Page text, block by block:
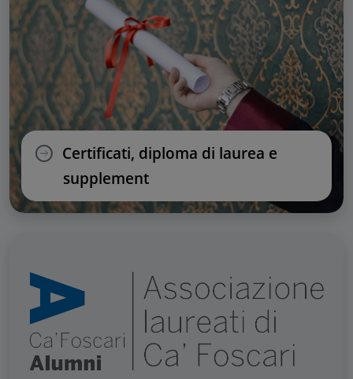
Certificati, diploma di laurea e
supplement